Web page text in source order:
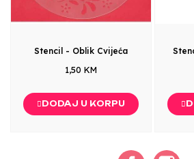
Stencil - Oblik Cvijeća
1,50 KM
DODAJ U KORPU